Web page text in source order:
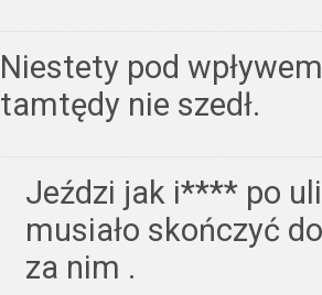
Niestety pod
tamtędy nie szedł.
Jeździ jak i**** po
musiało skończyć
za nim .